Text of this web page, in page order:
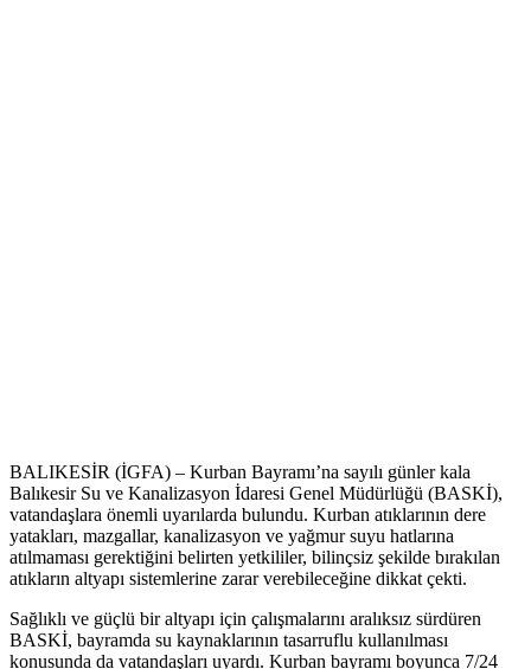
BALIKESİR (İGFA) – Kurban Bayramı’na sayılı günler kala
Balıkesir Su ve Kanalizasyon İdaresi Genel Müdürlüğü (BASKİ),
vatandaşlara önemli uyarılarda bulundu. Kurban atıklarının dere
yatakları, mazgallar, kanalizasyon ve yağmur suyu hatlarına
atılmaması gerektiğini belirten yetkililer, bilinçsiz şekilde bırakılan
atıkların altyapı sistemlerine zarar verebileceğine dikkat çekti.
Sağlıklı ve güçlü bir altyapı için çalışmalarını aralıksız sürdüren
BASKİ, bayramda su kaynaklarının tasarruflu kullanılması
konusunda da vatandaşları uyardı. Kurban bayramı boyunca 7/24